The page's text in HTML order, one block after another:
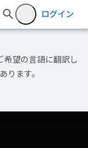
ログイン
希望の言語に翻訳し
ります。